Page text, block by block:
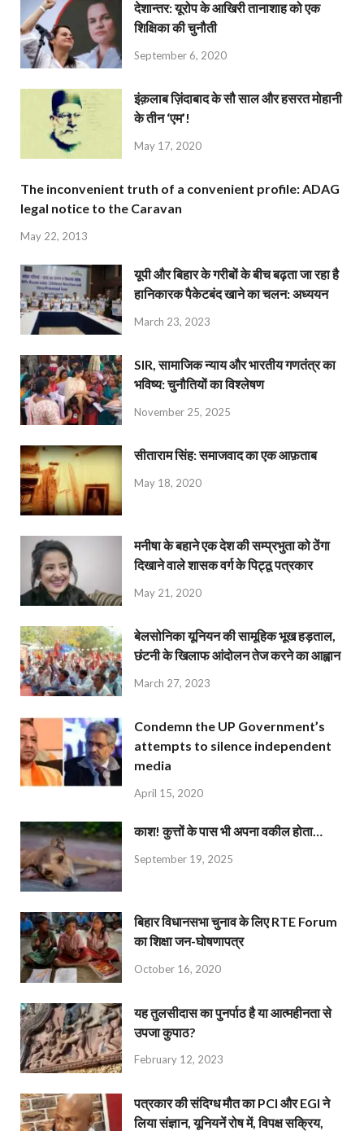
देशान्‍तर: यूरोप के आखिरी तानाशाह को एक
शिक्षिका की चुनौती
September 6, 2020
इंक़लाब ज़िंदाबाद के सौ साल और हसरत मोहानी
के तीन ‘एम’!
May 17, 2020
The inconvenient truth of a convenient profile: ADAG
legal notice to the Caravan
May 22, 2013
यूपी और बिहार के गरीबों के बीच बढ़ता जा रहा है
हानिकारक पैकेटबंद खाने का चलन: अध्ययन
March 23, 2023
SIR, सामाजिक न्याय और भारतीय गणतंत्र का
भविष्य: चुनौतियों का विश्लेषण
November 25, 2025
सीताराम सिंह: समाजवाद का एक आफ़ताब
May 18, 2020
मनीषा के बहाने एक देश की सम्प्रभुता को ठेंगा
दिखाने वाले शासक वर्ग के पिट्ठू पत्रकार
May 21, 2020
बेलसोनिका यूनियन की सामूहिक भूख हड़ताल,
छंटनी के खिलाफ आंदोलन तेज करने का आह्वान
March 27, 2023
Condemn the UP Government’s
attempts to silence independent
media
April 15, 2020
काश! कुत्तों के पास भी अपना वकील होता…
September 19, 2025
बिहार विधानसभा चुनाव के लिए RTE Forum
का शिक्षा जन-घोषणापत्र
October 16, 2020
यह तुलसीदास का पुनर्पाठ है या आत्महीनता से
उपजा कुपाठ?
February 12, 2023
पत्रकार की संदिग्ध मौत का PCI और EGI ने
लिया संज्ञान, यूनियनें रोष में, विपक्ष सक्रिय,